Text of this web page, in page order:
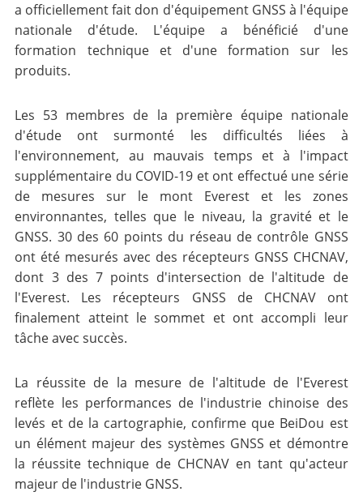
a officiellement fait don d'équipement GNSS à l'équipe
nationale d'étude. L'équipe a bénéficié d'une
formation technique et d'une formation sur les
produits.
Les 53 membres de la première équipe nationale
d'étude ont surmonté les difficultés liées à
l'environnement, au mauvais temps et à l'impact
supplémentaire du COVID-19 et ont effectué une série
de mesures sur le mont Everest et les zones
environnantes, telles que le niveau, la gravité et le
GNSS. 30 des 60 points du réseau de contrôle GNSS
ont été mesurés avec des récepteurs GNSS CHCNAV,
dont 3 des 7 points d'intersection de l'altitude de
l'Everest. Les récepteurs GNSS de CHCNAV ont
finalement atteint le sommet et ont accompli leur
tâche avec succès.
La réussite de la mesure de l'altitude de l'Everest
reflète les performances de l'industrie chinoise des
levés et de la cartographie, confirme que BeiDou est
un élément majeur des systèmes GNSS et démontre
la réussite technique de CHCNAV en tant qu'acteur
majeur de l'industrie GNSS.